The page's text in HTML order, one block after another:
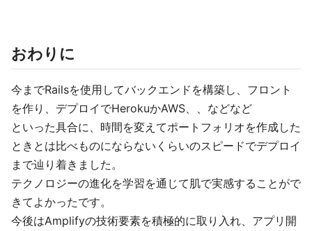
おわりに
今までRailsを使用してバックエンドを構築し、フロント
を作り、デプロイでHerokuかAWS、、などなど
といった具合に、時間を変えてポートフォリオを作成した
ときとは比べものにならないくらいのスピードでデプロイ
まで辿り着きました。
テクノロジーの進化を学習を通じて肌で実感することがで
きてよかったです。
今後はAmplifyの技術要素を積極的に取り入れ、アプリ開